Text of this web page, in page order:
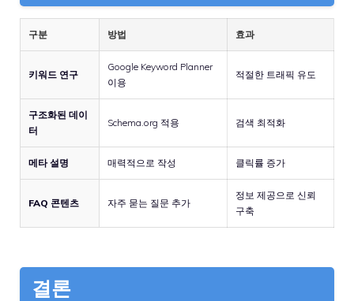
구분 방법 효과
키워드 연구
Google Keyword Planner
이용
적절한 트래픽 유도
구조화된 데이
터
Schema.org 적용 검색 최적화
메타 설명 매력적으로 작성 클릭률 증가
FAQ 콘텐츠 자주 묻는 질문 추가
정보 제공으로 신뢰
구축
결론